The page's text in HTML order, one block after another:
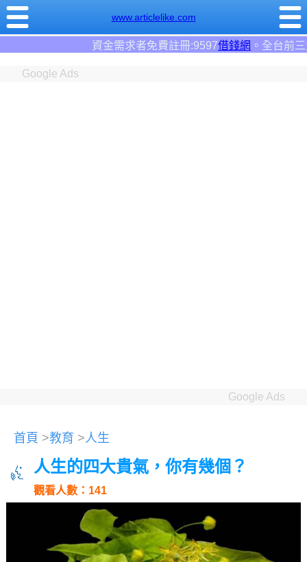
www.articlelike.com
借錢網。全台前三大借錢網站！
Google Ads
Google Ads
首頁 >教育 >人生
人生的四大貴氣，你有幾個？
觀看人數：141